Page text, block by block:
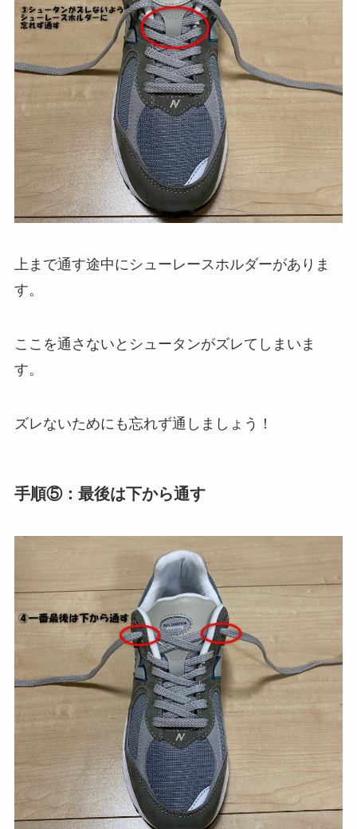
上まで通す途中にシューレースホルダーがありま
す。
ここを通さないとシュータンがズレてしまいま
す。
ズレないためにも忘れず通しましょう！
手順⑤：最後は下から通す